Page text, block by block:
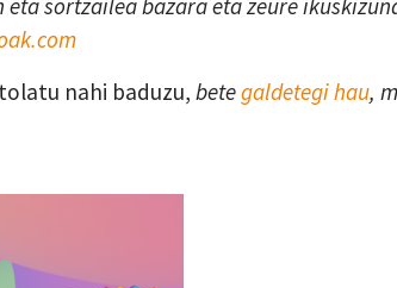
nahi baduzu, betegaldetegi hau,